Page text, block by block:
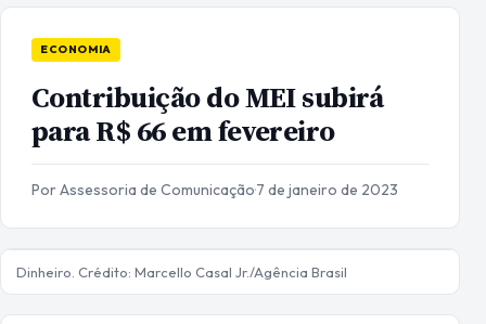
ECONOMIA
Contribuição do MEI subirá
para R$ 66 em fevereiro
Por Assessoria de Comunicação·7 de janeiro de 2023
Dinheiro. Crédito: Marcello Casal Jr./Agência Brasil